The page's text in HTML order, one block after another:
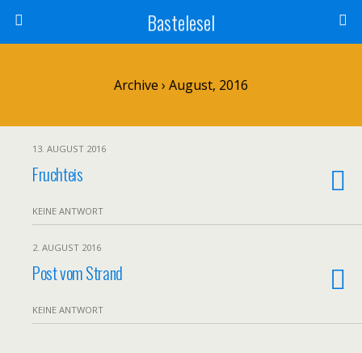
Bastelesel
Archive › August, 2016
13. AUGUST 2016
Fruchteis
KEINE ANTWORT
2. AUGUST 2016
Post vom Strand
KEINE ANTWORT